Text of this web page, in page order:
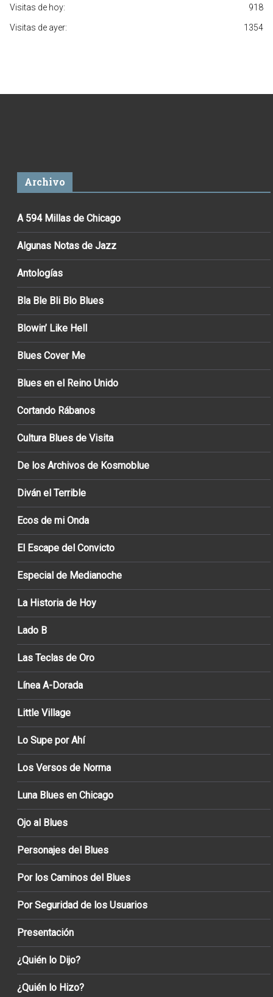
918
Visitas de hoy:
1354
Visitas de ayer:
Archivo
A 594 Millas de Chicago
Algunas Notas de Jazz
Antologías
Bla Ble Bli Blo Blues
Blowin’ Like Hell
Blues Cover Me
Blues en el Reino Unido
Cortando Rábanos
Cultura Blues de Visita
De los Archivos de Kosmoblue
Diván el Terrible
Ecos de mi Onda
El Escape del Convicto
Especial de Medianoche
La Historia de Hoy
Lado B
Las Teclas de Oro
Línea A-Dorada
Little Village
Lo Supe por Ahí
Los Versos de Norma
Luna Blues en Chicago
Ojo al Blues
Personajes del Blues
Por los Caminos del Blues
Por Seguridad de los Usuarios
Presentación
¿Quién lo Dijo?
¿Quién lo Hizo?